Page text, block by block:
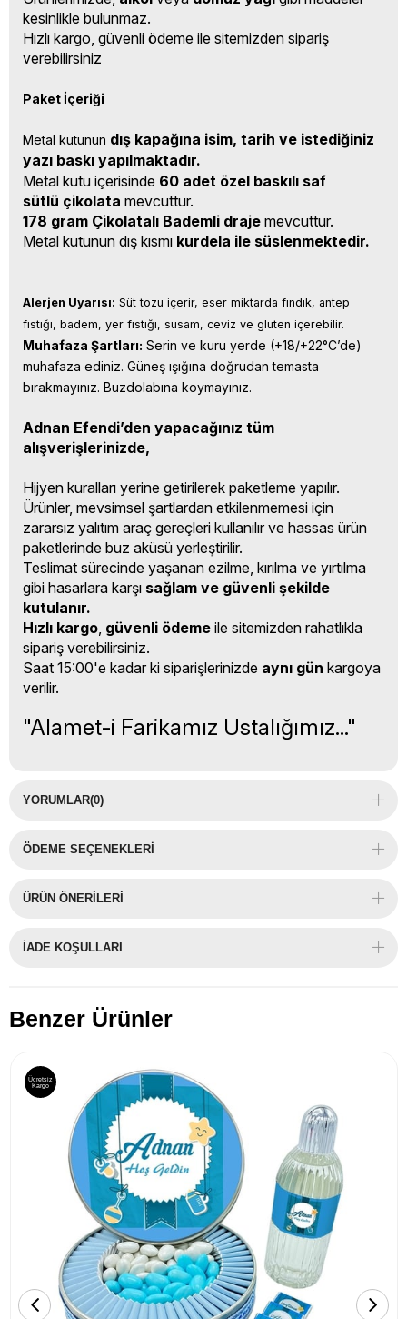
kesinlikle bulunmaz.
Hızlı kargo, güvenli ödeme ile sitemizden sipariş
verebilirsiniz
Paket İçeriği
Metal kutunun dış kapağına isim, tarih ve istediğiniz
yazı baskı yapılmaktadır.
Metal kutu içerisinde 60 adet özel baskılı saf
sütlü çikolata mevcuttur.
178 gram Çikolatalı Bademli draje mevcuttur.
Metal kutunun dış kısmı kurdela ile süslenmektedir.
Alerjen Uyarısı: Süt tozu içerir, eser miktarda fındık, antep
fıstığı, badem, yer fıstığı, susam, ceviz ve gluten içerebilir.
Muhafaza Şartları: Serin ve kuru yerde (+18/+22°C’de)
muhafaza ediniz. Güneş ışığına doğrudan temasta
bırakmayınız. Buzdolabına koymayınız.
Adnan Efendi’den yapacağınız tüm
alışverişlerinizde,
Hijyen kuralları yerine getirilerek paketleme yapılır.
Ürünler, mevsimsel şartlardan etkilenmemesi için
zararsız yalıtım araç gereçleri kullanılır ve hassas ürün
paketlerinde buz aküsü yerleştirilir.
Teslimat sürecinde yaşanan ezilme, kırılma ve yırtılma
gibi hasarlara karşı sağlam ve güvenli şekilde
kutulanır.
Hızlı kargo, güvenli ödeme ile sitemizden rahatlıkla
sipariş verebilirsiniz.
Saat 15:00'e kadar ki siparişlerinizde aynı gün kargoya
verilir.
"Alamet-i Farikamız Ustalığımız..."
YORUMLAR(0)
ÖDEME SEÇENEKLERI
ÜRÜN ÖNERILERI
İADE KOŞULLARI
Benzer Ürünler
Ücretsiz
Kargo